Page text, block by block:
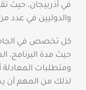
في أذربيجان، حيث
والدوليين في عدد
كل تخصص في
حيث مدة البرنامج،
ومتطلبات المعادلة
لذلك من المهم أن